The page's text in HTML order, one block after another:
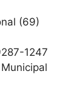
(69)
1247